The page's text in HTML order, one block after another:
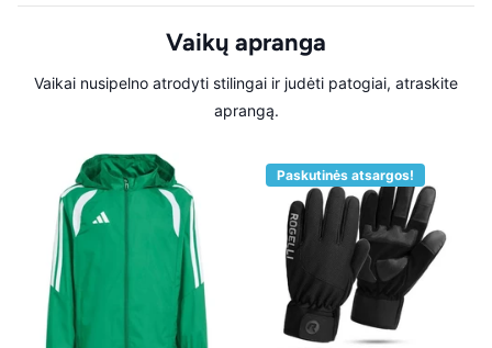
Vaikų apranga
Vaikai nusipelno atrodyti stilingai ir judėti patogiai, atraskite
aprangą.
Paskutinės atsargos!